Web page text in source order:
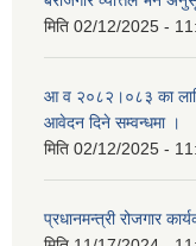
मिति 02/12/2025 -
आ व २०८२।०८३ का लागि
आवेदन दिने सम्वन्धमा ।
मिति 02/12/2025 -
प्रधानमन्त्री रोजगार